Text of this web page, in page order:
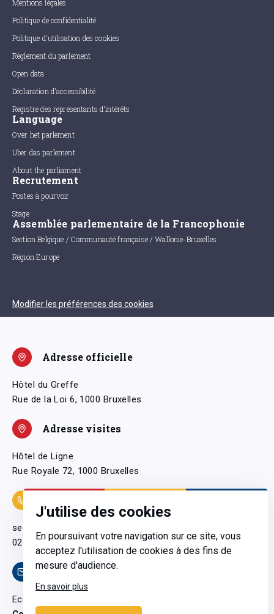
J'utilise des cookies
En poursuivant votre navigation sur ce site, vous
acceptez l'utilisation de cookies à des fins de
mesure d'audience.
En savoir plus
Mentions légales
Politique de confidentialité
Politique d'utilisation des cookies
Règlement du parlement
Open data
Déclaration d'accessibilité
Registre des représentants d'intérêts
Language
Over het parlement
Uber das parlement
About the parliament
Recrutement
Postes à pourvoir
Stage
Assemblée parlementaire de la Francophonie
Section Belgique / Communauté française / Wallonie-Bruxelles
Région Europe
Modifier les préférences des cookies
Adresse officielle
Hôtel du Greffe
Rue de la Loi 6, 1000 Bruxelles
Adresse visites
Hôtel de Ligne
Rue Royale 72, 1000 Bruxelles
secretariatgeneral@pfwb.be
02 506 38 11
Contact
Ecrivez-nous